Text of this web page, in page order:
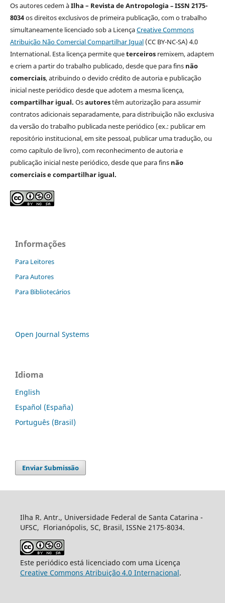
Os autores cedem àIlha – Revista de Antropologia –ISSN 2175-
8034os direitos exclusivos de primeira publicação, com o trabalho
simultaneamente licenciado sob a LicençaCreative Commons
Atribuição Não Comercial Compartilhar Igual(CC BY-NC-SA) 4.0
International. Esta licença permite queterceirosremixem, adaptem
e criem a partir do trabalho publicado, desde que para fins não
comerciais, atribuindo o devido crédito de autoria e publicação
inicial neste periódico desde que adotem a mesma licença,
compartilhar igual. Osautorestêm autorização para assumir
contratos adicionais separadamente, para distribuição não exclusiva
da versão do trabalho publicada neste periódico (ex.: publicar em
repositório institucional, em site pessoal, publicar uma tradução, ou
como capítulo de livro), com reconhecimento de autoria e
publicação inicial neste periódico, desde que para fins não
comerciais e compartilhar igual.
Informações
Para Leitores
Para Autores
Para Bibliotecários
Open Journal Systems
Idioma
English
Español (España)
Português (Brasil)
Enviar Submissão
Ilha R. Antr., Universidade Federal de Santa Catarina -
UFSC, Florianópolis, SC, Brasil, ISSNe 2175-8034.
Este periódico está licenciado com uma Licença
Creative Commons Atribuição 4.0 Internacional.